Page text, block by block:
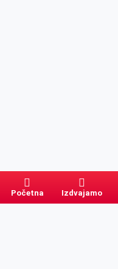
Početna Izdvajamo